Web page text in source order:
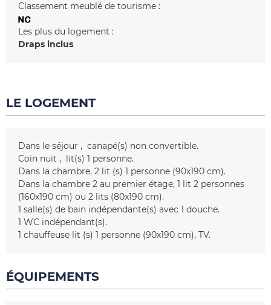
Classement meublé de tourisme :
Les plus du logement :
Draps inclus
LE LOGEMENT
Dans le séjour
canapé(s) non convertible
Coin nuit
lit(s) 1 personne
Dans la chambre 2 lit (s) 1 personne (90x190 cm)
Dans la chambre 2 au premier étage 1 lit 2 personnes
(160x190 cm) ou 2 lits (80x190 cm)
1 salle(s) de bain indépendante(s) avec 1 douche
1 WC indépendant(s)
1 chauffeuse lit (s) 1 personne (90x190 cm) TV
ÉQUIPEMENTS